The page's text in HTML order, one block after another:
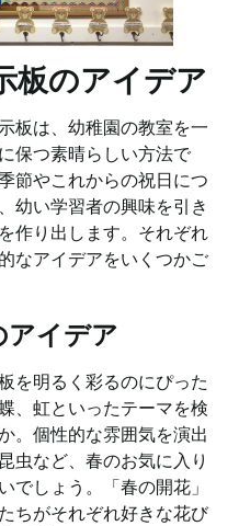
板のアイデア
板は、幼稚園の教室を一
保つ素晴らしい方法で
節やこれからの祝日につ
幼い学習者の興味を引き
作り出します。それぞれ
なアイデアをいくつかご
アイデア
を明るく彩るのにぴった
、虹といったテーマを検
。個性的な雰囲気を演出
虫など、春のお気に入り
でしょう。「春の開花」
ちがそれぞれ好きな花び